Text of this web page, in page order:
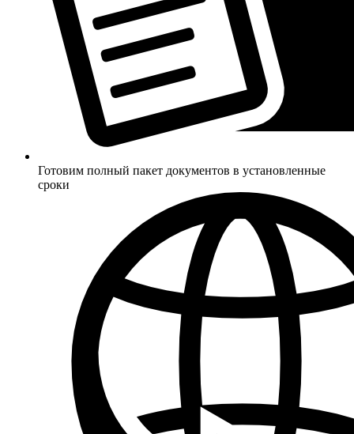
Готовим полный пакет документов в установленные
сроки